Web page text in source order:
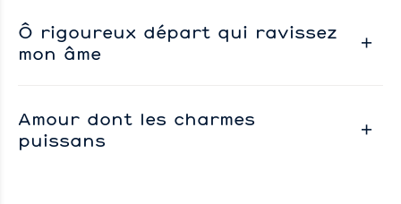
Ô rigoureux départ qui ravissez
mon âme
Amour dont les charmes
puissans